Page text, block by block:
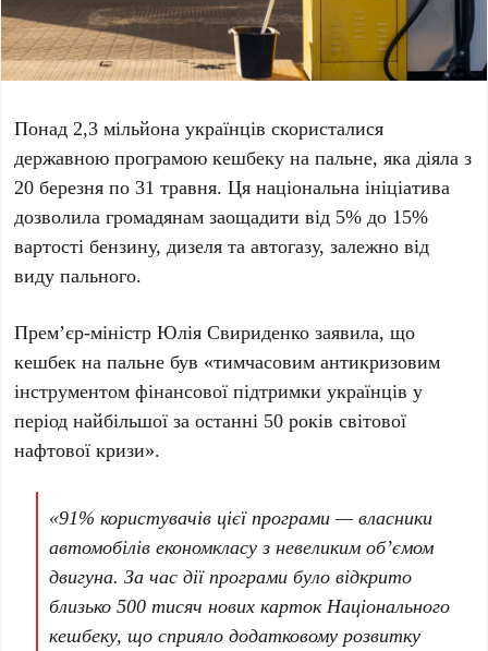
Понад2,3 мільйона українців скористалися
державною програмою кешбеку на пальне, яка діяла з
20 березня по31 травня. Ця національна ініціатива
дозволила громадянам заощадити від 5% до 15%
вартості бензину, дизеля та автогазу, залежно від
виду пального.
Прем’єр-міністрЮлія Свириденко заявила, що
кешбек на пальне був «тимчасовим антикризовим
інструментом фінансової підтримки українців у
період найбільшої за останні 50 років світової
нафтової кризи».
«91% користувачів цієї програми — власники
автомобілів економкласу з невеликим об’ємом
двигуна. За час дії програми було відкрито
близько500 тисяч нових карток Національного
кешбеку, що сприяло додатковому розвитку